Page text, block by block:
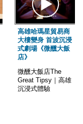
高雄哈瑪星貿易商
大樓變身 首波沉浸
式劇場《微醺大飯
店》
微醺大飯店The
Great Tipsy｜高雄
沉浸式體驗